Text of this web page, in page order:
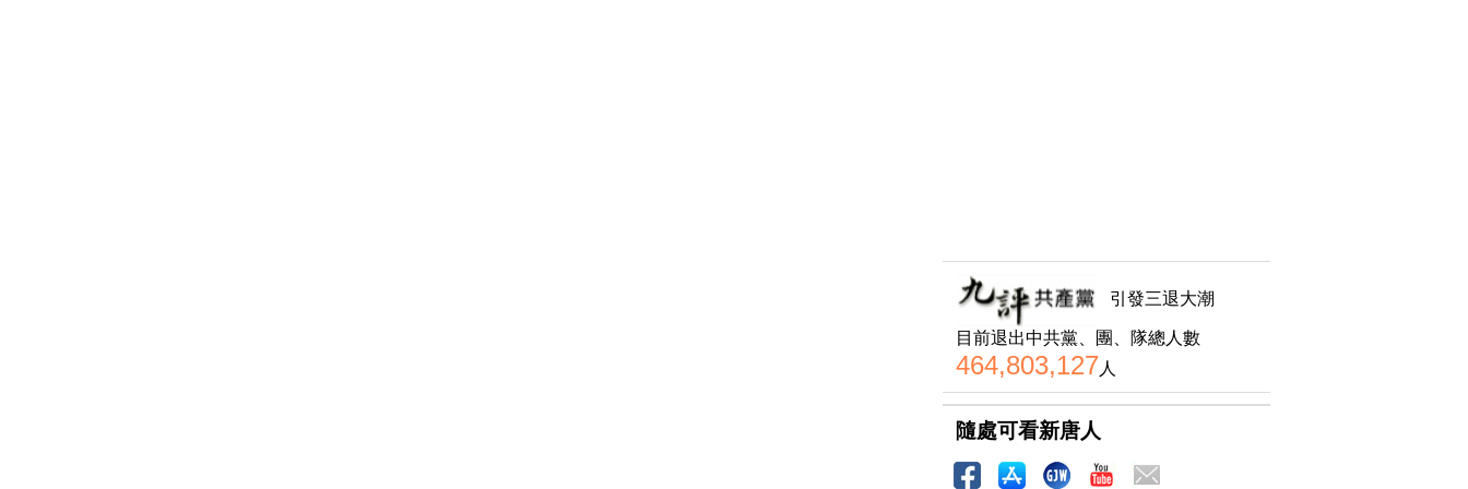
引發三退大潮
目前退出中共黨、團、隊總人數
464,803,127人
隨處可看新唐人